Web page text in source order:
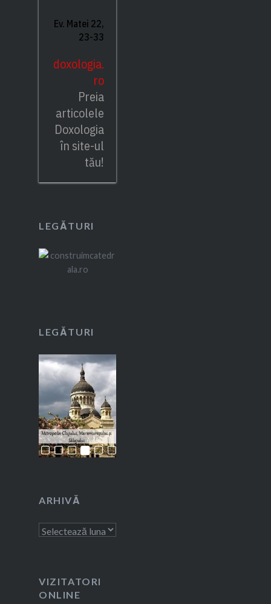
Ev. Matei 22,
23-33
doxologia.
ro
Preia
articolele
Doxologia
în site-ul
tău!
LEGĂTURI
LEGĂTURI
ARHIVĂ
Arhivă
VIZITATORI
ONLINE